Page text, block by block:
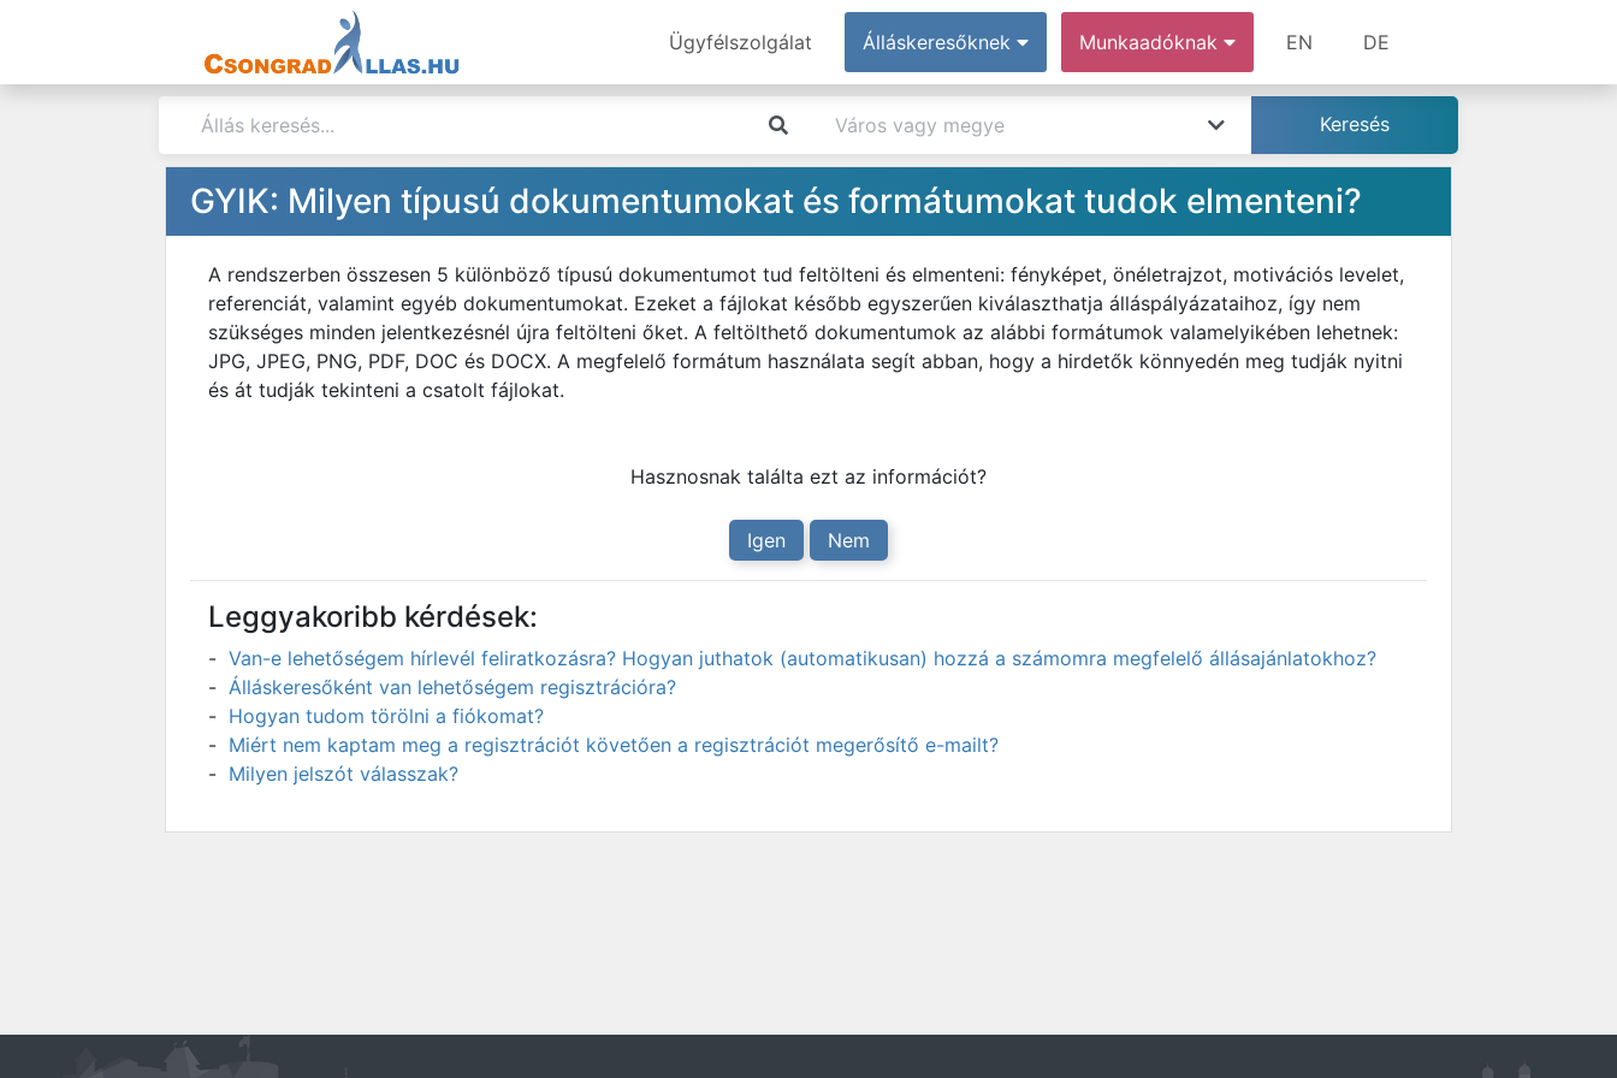
Ügyfélszolgálat Álláskeresőknek Munkaadóknak EN DE
GYIK: Milyen típusú dokumentumokat és formátumokat tudok elmenteni?
A rendszerben összesen 5 különböző típusú dokumentumot tud feltölteni és elmenteni: fényképet, önéletrajzot, motivációs levelet,
referenciát, valamint egyéb dokumentumokat. Ezeket a fájlokat később egyszerűen kiválaszthatja álláspályázataihoz, így nem
szükséges minden jelentkezésnél újra feltölteni őket. A feltölthető dokumentumok az alábbi formátumok valamelyikében lehetnek:
JPG, JPEG, PNG, PDF, DOC és DOCX. A megfelelő formátum használata segít abban, hogy a hirdetők könnyedén meg tudják nyitni
és át tudják tekinteni a csatolt fájlokat.
Hasznosnak találta ezt az információt?
Igen Nem
Leggyakoribb kérdések:
Van-e lehetőségem hírlevél feliratkozásra? Hogyan juthatok (automatikusan) hozzá a számomra megfelelő állásajánlatokhoz?
Álláskeresőként van lehetőségem regisztrációra?
Hogyan tudom törölni a fiókomat?
Miért nem kaptam meg a regisztrációt követően a regisztrációt megerősítő e-mailt?
Milyen jelszót válasszak?